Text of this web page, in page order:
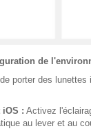
de
porter des
iOS : Activez
au lever et au